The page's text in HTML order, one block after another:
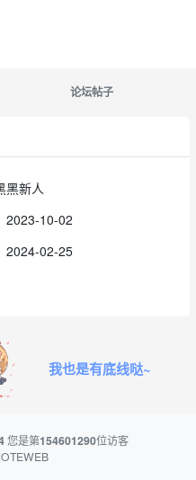
论坛帖子
黑新人
2023-10-02
2024-02-25
我也是有底线哒~
您是第154601290位访客